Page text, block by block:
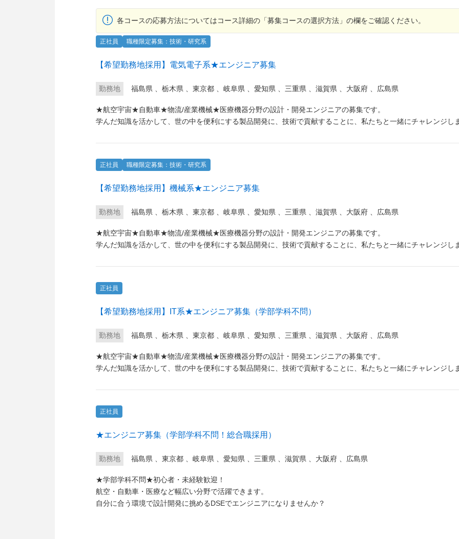
各コースの応募方法についてはコース詳細の「募集コースの選択方法」の欄をご確認ください。
正社員 職種限定募集：技術・研究系
【希望勤務地採用】電気電子系★エンジニア募集
勤務地 福島県 栃木県 東京都 岐阜県 愛知県 三重県 滋賀県 大阪府 広島県
★航空宇宙★自動車★物流/産業機械★医療機器分野の設計・開発エンジニアの募集です。
学んだ知識を活かして、世の中を便利にする製品開発に、技術で貢献することに、私たちと一緒にチャレンジし
正社員 職種限定募集：技術・研究系
【希望勤務地採用】機械系★エンジニア募集
勤務地 福島県 栃木県 東京都 岐阜県 愛知県 三重県 滋賀県 大阪府 広島県
★航空宇宙★自動車★物流/産業機械★医療機器分野の設計・開発エンジニアの募集です。
学んだ知識を活かして、世の中を便利にする製品開発に、技術で貢献することに、私たちと一緒にチャレンジし
正社員
【希望勤務地採用】IT系★エンジニア募集（学部学科不問）
勤務地 福島県 栃木県 東京都 岐阜県 愛知県 三重県 滋賀県 大阪府 広島県
★航空宇宙★自動車★物流/産業機械★医療機器分野の設計・開発エンジニアの募集です。
学んだ知識を活かして、世の中を便利にする製品開発に、技術で貢献することに、私たちと一緒にチャレンジし
正社員
★エンジニア募集（学部学科不問！総合職採用）
勤務地 福島県 東京都 岐阜県 愛知県 三重県 滋賀県 大阪府 広島県
★学部学科不問★初心者・未経験歓迎！
航空・自動車・医療など幅広い分野で活躍できます。
自分に合う環境で設計開発に挑めるDSEでエンジニアになりませんか？